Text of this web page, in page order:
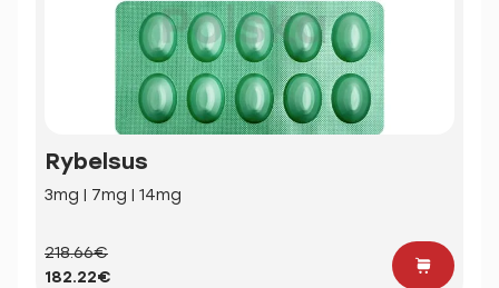
Rybelsus
3mg | 7mg | 14mg
218.66€
182.22€